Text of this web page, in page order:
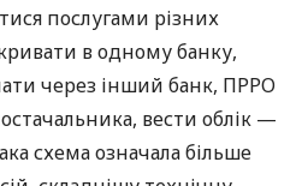
послугами різних
в одному банку,
через інший банк, ПРРО
вести облік —
схема означала більше